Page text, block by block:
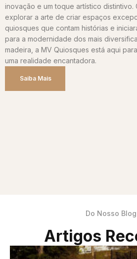
inovação e um toque artístico distintivo.
explorar a arte de criar espaços
quiosques que contam histórias e
para a modernidade dos mais
madeira, a MV Quiosques está aqui
uma realidade encantadora.
Saiba Mais
Do Nosso Blog
Artigos